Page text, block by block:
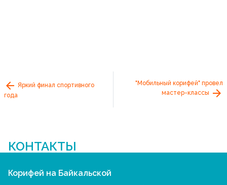
Яркий финал спортивного
года
"Мобильный корифей" провел
мастер-классы
КОНТАКТЫ
Корифей на Байкальской